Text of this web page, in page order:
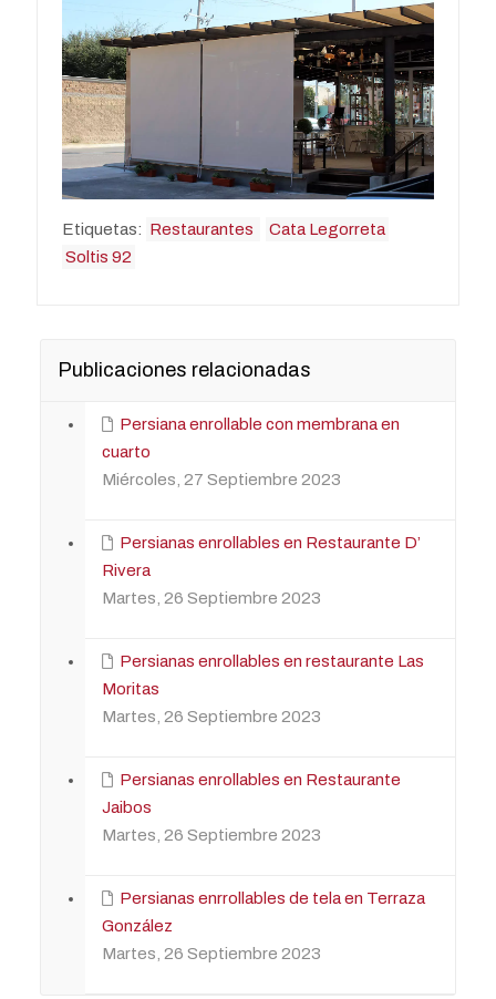
Etiquetas: Restaurantes
Cata Legorreta
Soltis 92
Publicaciones relacionadas
Persiana enrollable con membrana en
cuarto
Miércoles, 27 Septiembre 2023
Persianas enrollables en Restaurante D’
Rivera
Martes, 26 Septiembre 2023
Persianas enrollables en restaurante Las
Moritas
Martes, 26 Septiembre 2023
Persianas enrollables en Restaurante
Jaibos
Martes, 26 Septiembre 2023
Persianas enrrollables de tela en Terraza
González
Martes, 26 Septiembre 2023